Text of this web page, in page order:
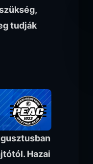
tudják
Hazai